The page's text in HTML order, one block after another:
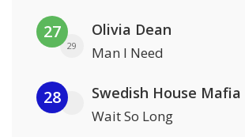
27
29
Olivia Dean
Man I Need
28 Swedish House Mafia
Wait So Long